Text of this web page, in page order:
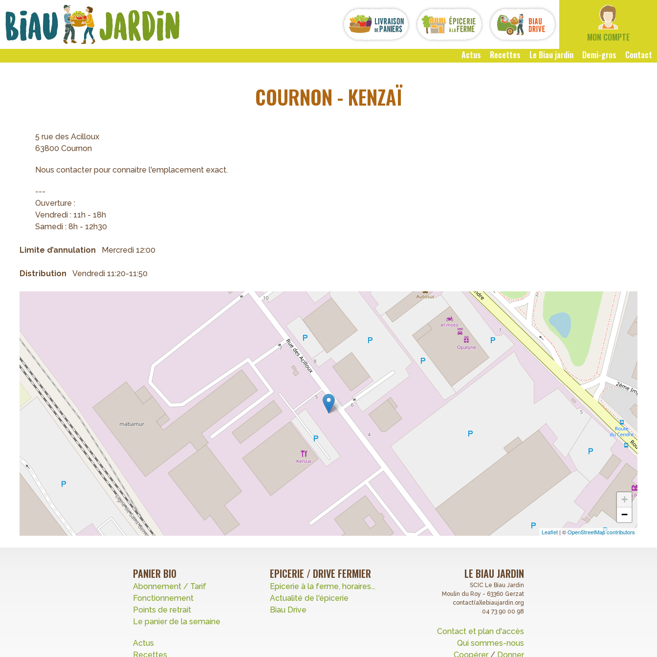
MON COMPTE
Actus
Recettes Le Biau jardin Demi-gros Contact
COURNON - KENZAÏ
5 rue des Acilloux
63800 Cournon
Nous contacter pour connaitre l'emplacement exact.
---
Ouverture :
Vendredi : 11h - 18h
Samedi : 8h - 12h30
Limite d’annulation Mercredi 12:00
Distribution Vendredi 11:20-11:50
+
−
Leaflet | ©OpenStreetMap contributors
PANIER BIO
Abonnement / Tarif
Fonctionnement
Points de retrait
Le panier de la semaine
Actus
Recettes
EPICERIE / DRIVE FERMIER
Epicerie à la ferme, horaires...
Actualité de l'épicerie
Biau Drive
LE BIAU JARDIN
SCIC Le Biau Jardin
Moulin du Roy - 63360 Gerzat
contact(a)lebiaujardin.org
04 73 90 00 98
Contact et plan d'accès
Qui sommes-nous
Coopérer / Donner